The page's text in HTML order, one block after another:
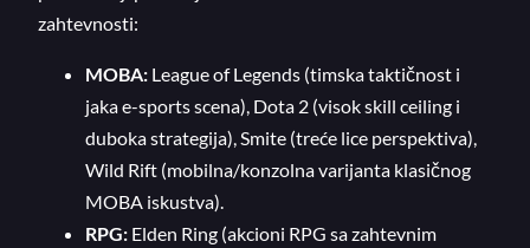
zahtevnosti:
MOBA: League of Legends (timska taktičnost i
jaka e-sports scena), Dota 2 (visok skill ceiling i
duboka strategija), Smite (treće lice perspektiva),
Wild Rift (mobilna/konzolna varijanta klasičnog
MOBA iskustva).
RPG: Elden Ring (akcioni RPG sa zahtevnim